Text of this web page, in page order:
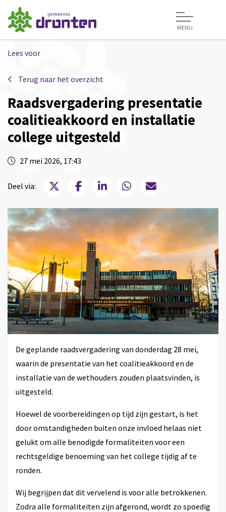
MENU
Lees voor
Terug naar het overzicht
Raadsvergadering presentatie
coalitieakkoord en installatie
college uitgesteld
27 mei 2026, 17:43
Deel via: Deel via XDeel via Facebook
Deel via LinkedInDeel via WhatsApp
De geplande raadsvergadering van donderdag 28 mei,
waarin de presentatie van het coalitieakkoord en de
installatie van de wethouders zouden plaatsvinden, is
uitgesteld.
Hoewel de voorbereidingen op tijd zijn gestart, is het
door omstandigheden buiten onze invloed helaas niet
gelukt om alle benodigde formaliteiten voor een
rechtsgeldige benoeming van het college tijdig af te
ronden.
Wij begrijpen dat dit vervelend is voor alle betrokkenen.
Zodra alle formaliteiten zijn afgerond, wordt zo spoedig